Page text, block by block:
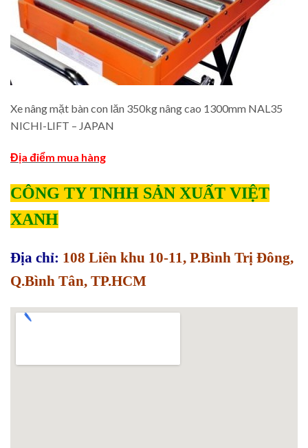
Xe nâng mặt bàn con lăn 350kg nâng cao 1300mm NAL35
NICHI-LIFT – JAPAN
Địa điểm mua hàng
CÔNG TY TNHH SẢN XUẤT VIỆT
XANH
Địa chỉ: 108 Liên khu 10-11, P.Bình Trị Đông,
Q.Bình Tân, TP.HCM